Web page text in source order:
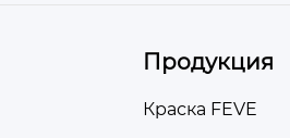
Продукция
Краска FEVE